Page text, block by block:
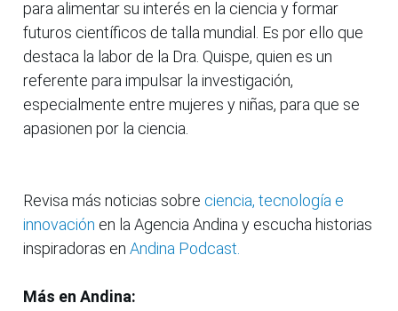
para alimentar su interés en la ciencia y formar
futuros científicos de talla mundial. Es por ello que
destaca la labor de la Dra. Quispe, quien es un
referente para impulsar la investigación,
especialmente entre mujeres y niñas, para que se
apasionen por la ciencia.
Revisa más noticias sobre ciencia, tecnología e
innovación en la Agencia Andina y escucha historias
inspiradoras en Andina Podcast.
Más en Andina: